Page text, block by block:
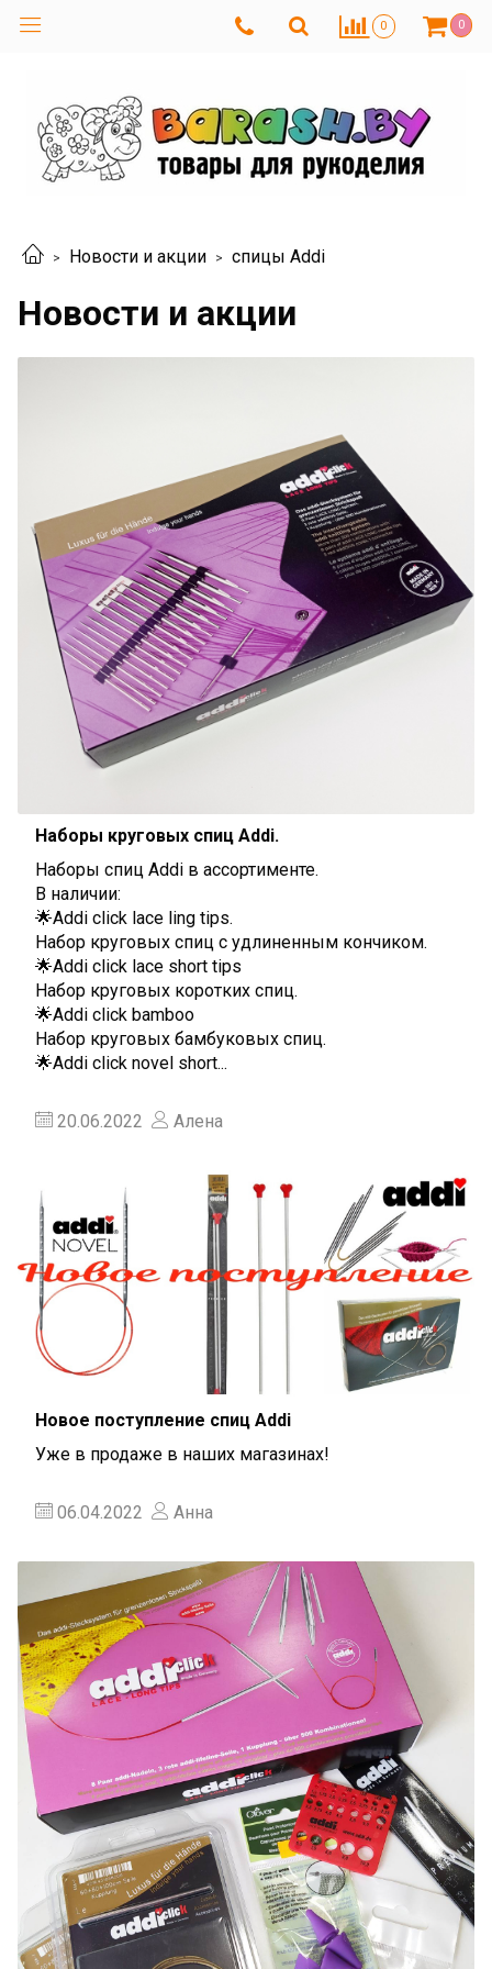
0 0
Новости и акции спицы Addi
Новости и акции
Наборы круговых спиц Addi.
Наборы спиц Addi в ассортименте.
В наличии:
🌟Addi click lace ling tips.
Набор круговых спиц с удлиненным кончиком.
🌟Addi click lace short tips
Набор круговых коротких спиц.
🌟Addi click bamboo
Набор круговых бамбуковых спиц.
🌟Addi click novel short...
20.06.2022 Алена
Новое поступление спиц Addi
Уже в продаже в наших магазинах!
06.04.2022 Анна